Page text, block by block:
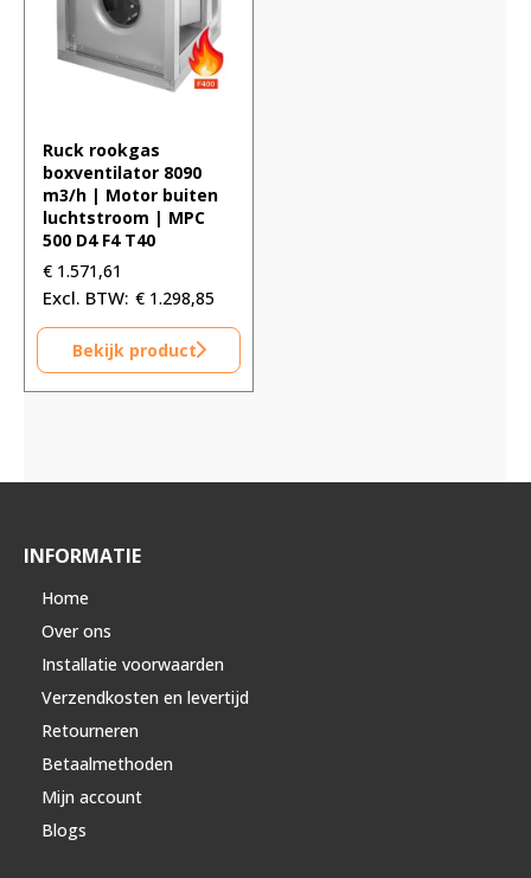
Ruck rookgas
boxventilator 8090
m3/h | Motor buiten
luchtstroom | MPC
500 D4 F4 T40
€ 1.571,61
€ 1.298,85
Bekijk product
INFORMATIE
Home
Over ons
Installatie voorwaarden
Verzendkosten en levertijd
Retourneren
Betaalmethoden
Mijn account
Blogs